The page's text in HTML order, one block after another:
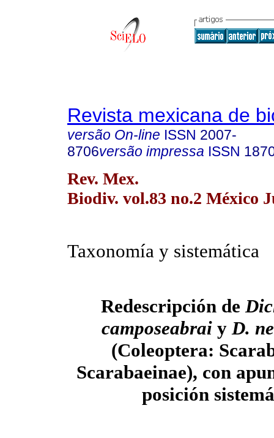
Revista mexicana de
versão On-line ISSN 2007-
8706versão impressa ISSN
Rev. Mex.
Biodiv. vol.83 no.2 México
Taxonomía y sistemática
Redescripción de
camposeabrai yD.
(Coleoptera:
Scarabaeinae), con
posición